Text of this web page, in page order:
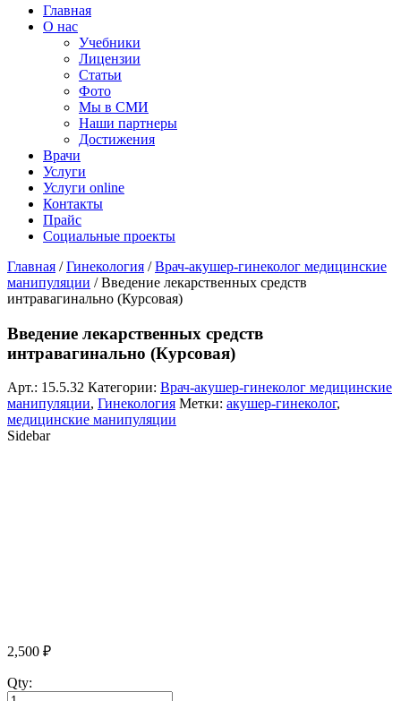
Главная
О нас
Учебники
Лицензии
Статьи
Фото
Мы в СМИ
Наши партнеры
Достижения
Врачи
Услуги
Услуги online
Контакты
Прайс
Социальные проекты
Главная /Гинекология /Врач-акушер-гинеколог медицинские
манипуляции / Введение лекарственных средств
интравагинально (Курсовая)
Введение лекарственных средств
интравагинально (Курсовая)
Арт.: 15.5.32 Категории: Врач-акушер-гинеколог медицинские
манипуляции, Гинекология Метки: акушер-гинеколог,
медицинские манипуляции
Sidebar
2,500 ₽
Qty: